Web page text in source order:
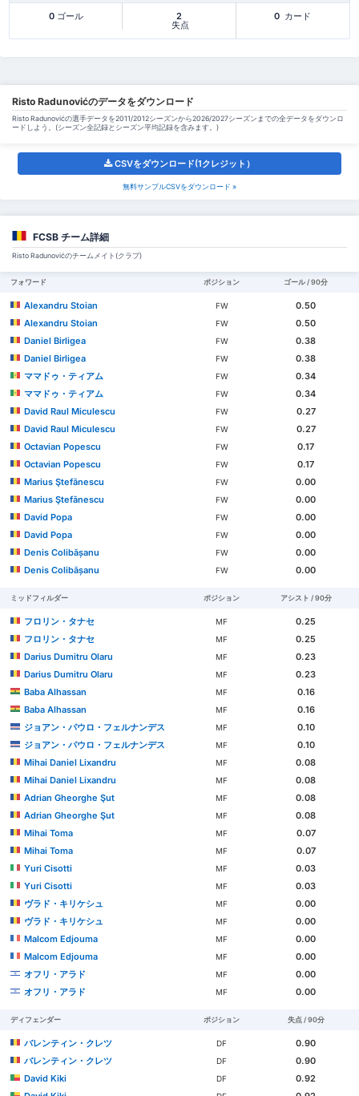
0ゴール 2
失点
0 カード
Risto Radunovićのデータをダウンロード
Risto Radunovićの選手データを2011/2012シーズンから2026/2027シーズンまでの全データをダウンロ
ードしよう。(シーズン全記録とシーズン平均記録を含みます。)
CSVをダウンロード(1クレジット）
無料サンプルCSVをダウンロード »
FCSB チーム詳細
Risto Radunovićのチームメイト(クラブ)
フォワード ポジション ゴール / 90分
Alexandru Stoian FW
0.50
Alexandru Stoian
FW
0.50
Daniel Birligea
FW
0.38
Daniel Birligea
FW
0.38
ママドゥ・ティアム
FW
0.34
ママドゥ・ティアム
FW
0.34
David Raul Miculescu
FW
0.27
David Raul Miculescu
FW
0.27
Octavian Popescu
FW
0.17
Octavian Popescu
FW
0.17
Marius Ştefănescu
FW
0.00
Marius Ştefănescu
FW
0.00
David Popa
FW
0.00
David Popa
FW
0.00
Denis Colibășanu
FW
0.00
Denis Colibășanu
FW 0.00
ミッドフィルダー ポジション アシスト / 90分
フロリン・タナセ MF
0.25
フロリン・タナセ
MF
0.25
Darius Dumitru Olaru
MF
0.23
Darius Dumitru Olaru
MF
0.23
Baba Alhassan
MF
0.16
Baba Alhassan
MF
0.16
ジョアン・パウロ・フェルナンデス
MF
0.10
ジョアン・パウロ・フェルナンデス
MF
0.10
Mihai Daniel Lixandru
MF
0.08
Mihai Daniel Lixandru
MF
0.08
Adrian Gheorghe Şut
MF
0.08
Adrian Gheorghe Şut
MF
0.08
Mihai Toma
MF
0.07
Mihai Toma
MF
0.07
Yuri Cisotti
MF
0.03
Yuri Cisotti
MF
0.03
ヴラド・キリケシュ
MF
0.00
ヴラド・キリケシュ
MF
0.00
Malcom Edjouma
MF
0.00
Malcom Edjouma
MF
0.00
オフリ・アラド
MF
0.00
オフリ・アラド
MF 0.00
ディフェンダー ポジション 失点 / 90分
バレンティン・クレツ DF
0.90
バレンティン・クレツ
DF
0.90
David Kiki
DF
0.92